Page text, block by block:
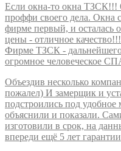
Если окна-то окна ТЗСК!!!
проффи своего дела. Окна
фирме первый, и осталась
цены - отличное
Фирме ТЗСК -
огромное человеческое
Объездив несколько
пожалел) И замерщик и
подстроились под удобное
объяснили и показали.
изготовили в срок, на
впереди ещё 5 лет гарантии